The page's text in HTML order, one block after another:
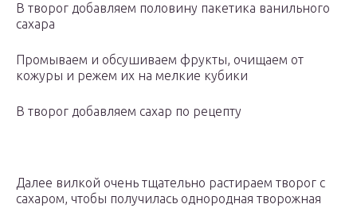
В творог добавляем половину пакетика ванильного
сахара
Промываем и обсушиваем фрукты, очищаем от
кожуры и режем их на мелкие кубики
В творог добавляем сахар по рецепту
Далее вилкой очень тщательно растираем творог с
сахаром, чтобы получилась однородная творожная